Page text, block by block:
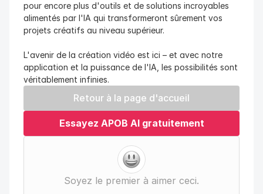
pour encore plus d'outils et de solutions incroyables
alimentés par l'IA qui transformeront sûrement vos
projets créatifs au niveau supérieur.
L'avenir de la création vidéo est ici – et avec notre
application et la puissance de l'IA, les possibilités sont
véritablement infinies.
Retour à la page d'accueil
Essayez APOB AI gratuitement
Soyez le premier à aimer ceci.